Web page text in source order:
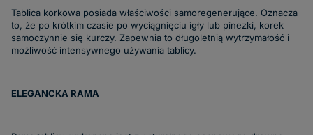
Tablica korkowa posiada właściwości samoregenerujące. Oznacza
to, że po krótkim czasie po wyciągnięciu igły lub pinezki, korek
samoczynnie się kurczy. Zapewnia to długoletnią wytrzymałość i
możliwość intensywnego używania tablicy.
ELEGANCKA RAMA